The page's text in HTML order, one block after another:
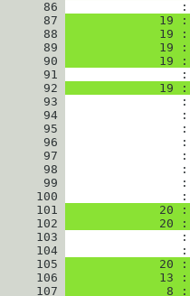
      86
      87
             19 :
      88
             19 :
      89
             19 :
      90
             19 :
      91
      92
             19 :
      93
                :
      94
      95
      96
                :
      97
                :
      98
                :
      99
                :
     100
                :
     101
             20 :
     102
             20 :
     103
     104
                :
     105
             20 :
     106
             13 :
     107
              8 :